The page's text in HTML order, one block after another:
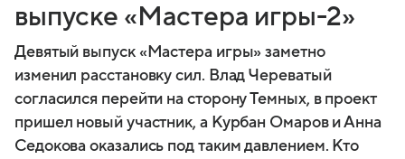
выпуске «Мастера игры-2»
Девятый выпуск «Мастера игры» заметно
изменил расстановку сил. Влад Череватый
согласился перейти на сторону Темных, в проект
пришел новый участник, а Курбан Омаров и Анна
Седокова оказались под таким давлением. Кто